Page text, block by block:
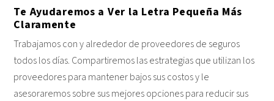
Te Ayudaremos a Ver la Letra Pequeña Más
Claramente
Trabajamos con y alrededor de proveedores de seguros
todos los días. Compartiremos las estrategias que utilizan los
proveedores para mantener bajos sus costos y le
asesoraremos sobre sus mejores opciones para reducir sus